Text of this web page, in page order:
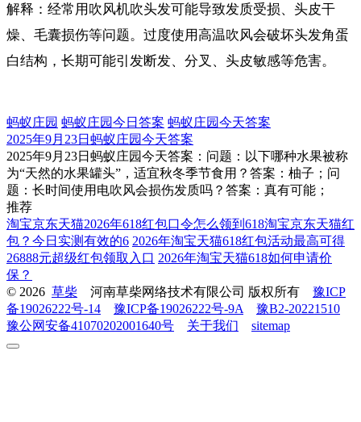
解释：经常用吹风机吹头发可能导致发质受损、头皮干
燥、毛囊损伤等问题。过度使用高温吹风会破坏头发角蛋
白结构，长期可能引发断发、分叉、头皮敏感等危害。
蚂蚁庄园 蚂蚁庄园今日答案 蚂蚁庄园今天答案
2025年9月23日蚂蚁庄园今天答案
2025年9月23日蚂蚁庄园今天答案：问题：以下哪种水果被称
为“天然的水果罐头”，适宜秋冬季节食用？答案：柚子；问
题：长时间使用电吹风会损伤发质吗？答案：真有可能；
推荐
淘宝京东天猫2026年618红包口令怎么领到618淘宝京东天猫红
包？今日实测有效的6 2026年淘宝天猫618红包活动最高可得
26888元超级红包领取入口 2026年淘宝天猫618如何申请价
保？
© 2026 草柴 河南草柴网络技术有限公司 版权所有 豫ICP
备19026222号-14
豫ICP备19026222号-9A
豫B2-20221510
豫公网安备41070202001640号
关于我们 sitemap